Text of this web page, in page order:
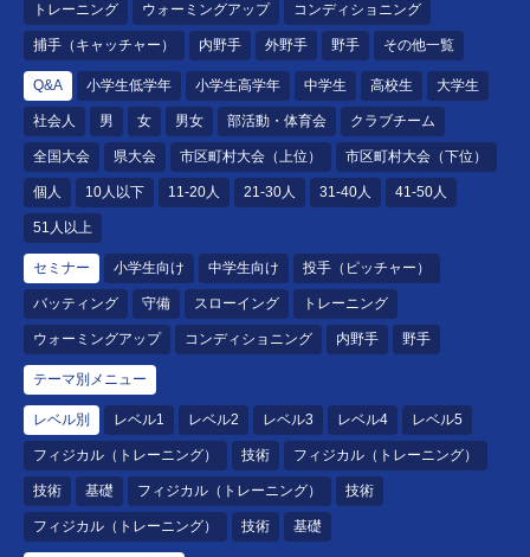
トレーニング ウォーミングアップ コンディショニング
捕手（キャッチャー） 内野手 外野手 野手 その他一覧
Q&A 小学生低学年 小学生高学年 中学生 高校生 大学生
社会人 男 女 男女 部活動・体育会 クラブチーム
全国大会 県大会 市区町村大会（上位） 市区町村大会（下位）
個人 10人以下 11-20人 21-30人 31-40人 41-50人
51人以上
セミナー 小学生向け 中学生向け 投手（ピッチャー）
バッティング 守備 スローイング トレーニング
ウォーミングアップ コンディショニング 内野手 野手
テーマ別メニュー
レベル別 レベル1 レベル2 レベル3 レベル4 レベル5
フィジカル（トレーニング） 技術 フィジカル（トレーニング）
技術 基礎 フィジカル（トレーニング） 技術
フィジカル（トレーニング） 技術 基礎